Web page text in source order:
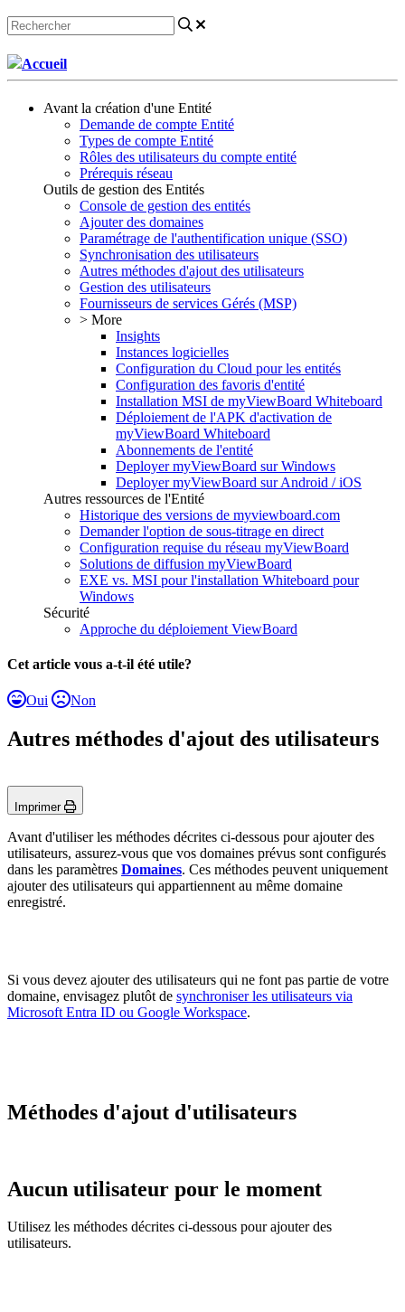
Accueil
Avant la création d'une Entité
Demande de compte Entité
Types de compte Entité
Rôles des utilisateurs du compte entité
Prérequis réseau
Outils de gestion des Entités
Console de gestion des entités
Ajouter des domaines
Paramétrage de l'authentification unique (SSO)
Synchronisation des utilisateurs
Autres méthodes d'ajout des utilisateurs
Gestion des utilisateurs
Fournisseurs de services Gérés (MSP)
> More
Insights
Instances logicielles
Configuration du Cloud pour les entités
Configuration des favoris d'entité
Installation MSI de myViewBoard Whiteboard
Déploiement de l'APK d'activation de
myViewBoard Whiteboard
Abonnements de l'entité
Deployer myViewBoard sur Windows
Deployer myViewBoard sur Android / iOS
Autres ressources de l'Entité
Historique des versions de myviewboard.com
Demander l'option de sous-titrage en direct
Configuration requise du réseau myViewBoard
Solutions de diffusion myViewBoard
EXE vs. MSI pour l'installation Whiteboard pour
Windows
Sécurité
Approche du déploiement ViewBoard
Cet article vous a-t-il été utile?
Oui Non
Autres méthodes d'ajout des utilisateurs
Imprimer
Avant d'utiliser les méthodes décrites ci-dessous pour ajouter des
utilisateurs, assurez-vous que vos domaines prévus sont configurés
dans les paramètres Domaines. Ces méthodes peuvent uniquement
ajouter des utilisateurs qui appartiennent au même domaine
enregistré.
Si vous devez ajouter des utilisateurs qui ne font pas partie de votre
domaine, envisagez plutôt de synchroniser les utilisateurs via
Microsoft Entra ID ou Google Workspace.
Méthodes d'ajout d'utilisateurs
Aucun utilisateur pour le moment
Utilisez les méthodes décrites ci-dessous pour ajouter des
utilisateurs.